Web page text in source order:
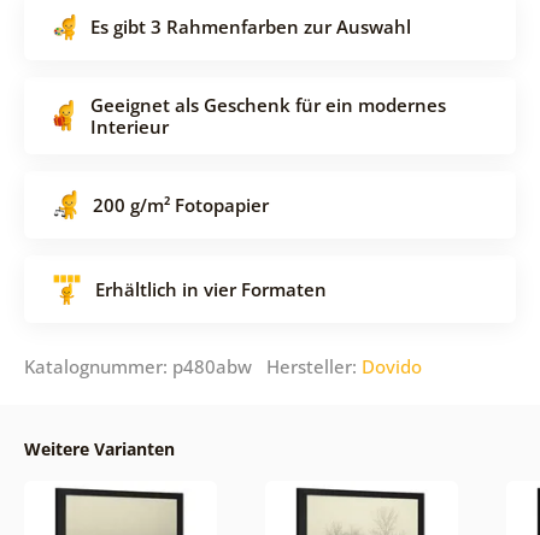
Es gibt 3 Rahmenfarben zur Auswahl
Geeignet als Geschenk für ein modernes
Interieur
200 g/m² Fotopapier
Erhältlich in vier Formaten
Katalognummer: p480abw Hersteller: Dovido
Weitere Varianten